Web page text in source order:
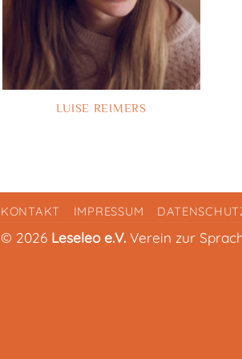
LUISE REIMERS
KONTAKT IMPRESSUM
© 2026 Leseleo e.V. Verein zur